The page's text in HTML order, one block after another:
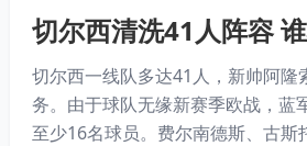
切尔西清洗41人阵容
切尔西一线队多达41人，新帅阿隆
务。由于球队无缘新赛季欧战，蓝
至少16名球员。费尔南德斯、古斯